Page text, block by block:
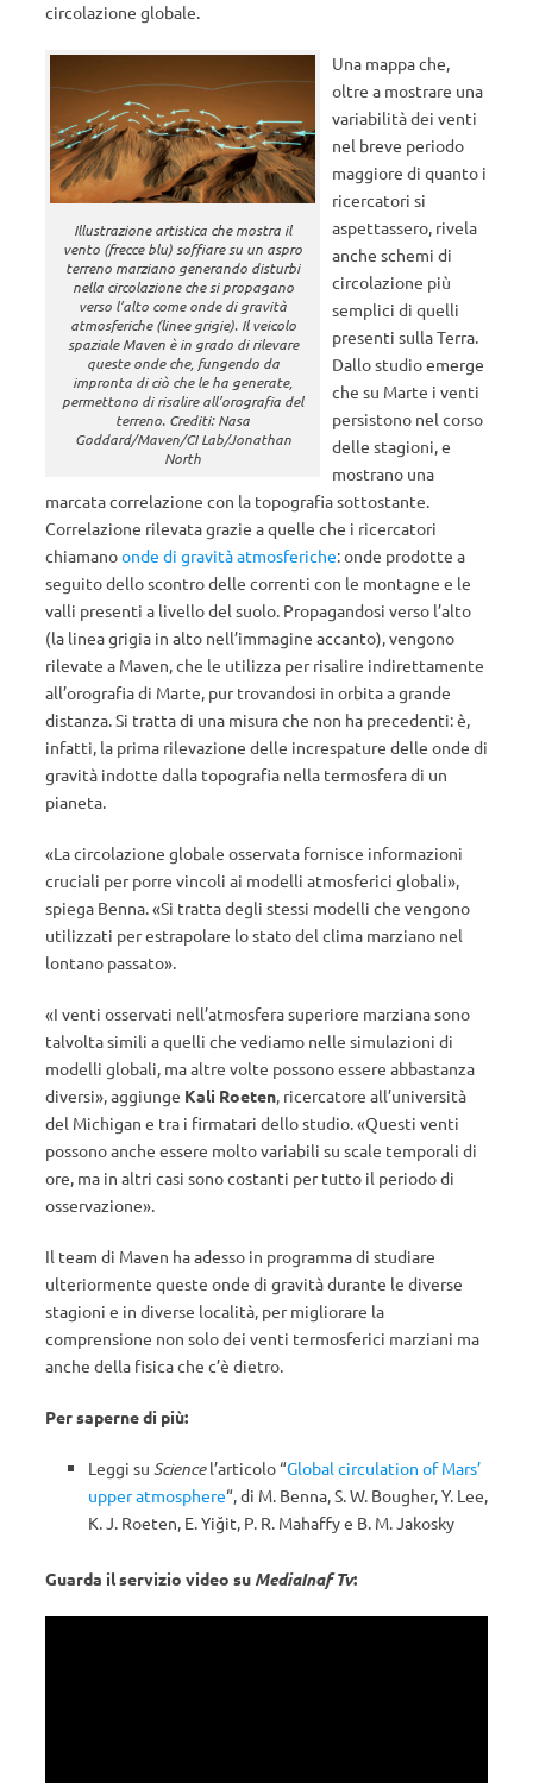
circolazione globale.
Illustrazione artistica che mostra il
vento (frecce blu) soffiare su un aspro
terreno marziano generando disturbi
nella circolazione che si propagano
verso l’alto come onde di gravità
atmosferiche (linee grigie). Il veicolo
spaziale Maven è in grado di rilevare
queste onde che, fungendo da
impronta di ciò che le ha generate,
permettono di risalire all’orografia del
terreno. Crediti: Nasa
Goddard/Maven/CI Lab/Jonathan
North
Una mappa che,
oltre a mostrare una
variabilità dei venti
nel breve periodo
maggiore di quanto i
ricercatori si
aspettassero, rivela
anche schemi di
circolazione più
semplici di quelli
presenti sulla Terra.
Dallo studio emerge
che su Marte i venti
persistono nel corso
delle stagioni, e
mostrano una
marcata correlazione con la topografia sottostante.
Correlazione rilevata grazie a quelle che i ricercatori
chiamanoonde di gravità atmosferiche: onde prodotte a
seguito dello scontro delle correnti con le montagne e le
valli presenti a livello del suolo. Propagandosi verso l’alto
(la linea grigia in alto nell’immagine accanto), vengono
rilevate a Maven, che le utilizza per risalire indirettamente
all’orografia di Marte, pur trovandosi in orbita a grande
distanza. Si tratta di una misura che non ha precedenti: è,
infatti, la prima rilevazione delle increspature delle onde di
gravità indotte dalla topografia nella termosfera di un
pianeta.
«La circolazione globale osservata fornisce informazioni
cruciali per porre vincoli ai modelli atmosferici globali»,
spiega Benna. «Si tratta degli stessi modelli che vengono
utilizzati per estrapolare lo stato del clima marziano nel
lontano passato».
«I venti osservati nell’atmosfera superiore marziana sono
talvolta simili a quelli che vediamo nelle simulazioni di
modelli globali, ma altre volte possono essere abbastanza
diversi», aggiunge Kali Roeten, ricercatore all’università
del Michigan e tra i firmatari dello studio. «Questi venti
possono anche essere molto variabili su scale temporali di
ore, ma in altri casi sono costanti per tutto il periodo di
osservazione».
Il team di Maven ha adesso in programma di studiare
ulteriormente queste onde di gravità durante le diverse
stagioni e in diverse località, per migliorare la
comprensione non solo dei venti termosferici marziani ma
anche della fisica che c’è dietro.
Per saperne di più:
Leggi su Sciencel’articolo “Global circulation of Mars’
upper atmosphere“, di M. Benna,S. W. Bougher,Y. Lee,
K. J. Roeten, E. Yiğit, P. R. Mahaffy e B. M. Jakosky
Guarda il servizio video su MediaInaf Tv: